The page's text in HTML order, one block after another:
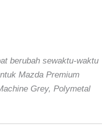
berubah sewaktu-waktu
Mazda Premium
Grey, Polymetal